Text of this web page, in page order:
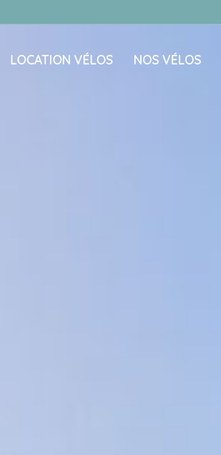
LOCATION VÉLOS NOS VÉLOS